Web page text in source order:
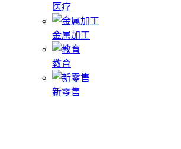
医疗
金属加工
教育
新零售